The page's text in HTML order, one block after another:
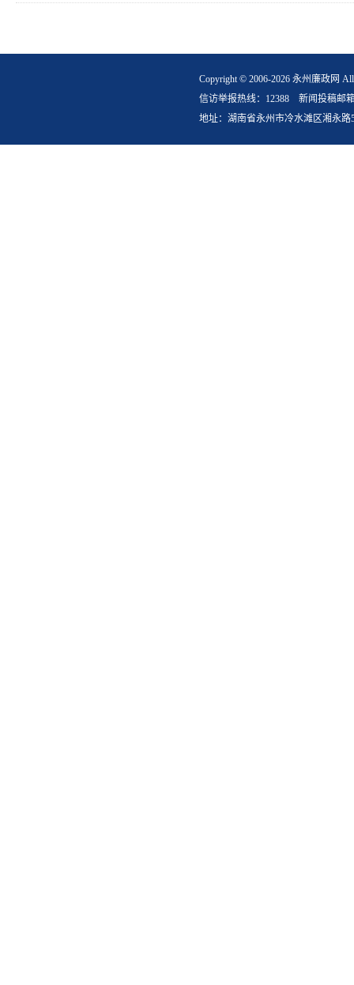
Copyright © 2006-2026 永州廉政网
信访举报热线：12388 新闻投稿邮
地址：湖南省永州市冷水滩区湘永